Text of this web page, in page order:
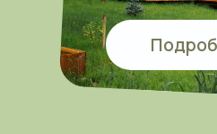
парковка для автомобилей,
а также W-Fi.